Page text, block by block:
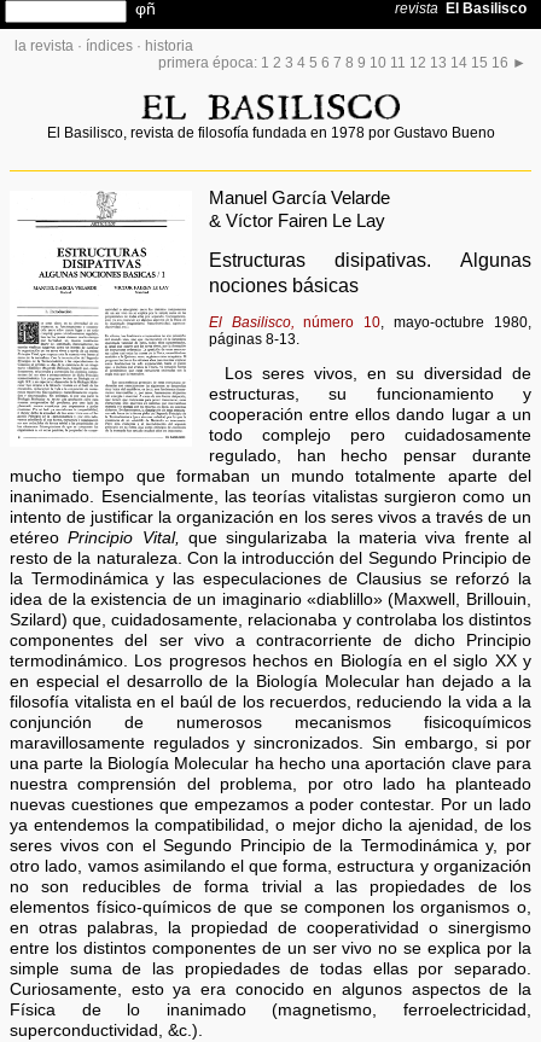
la revista · índices · historia
primera época: 1 2 3 4 5 6 7 8 9 10 11 12 13 14 15 16 ►
El Basilisco, revista de filosofía fundada en 1978 por Gustavo Bueno
Manuel García Velarde
& Víctor Fairen Le Lay
Estructuras disipativas. Algunas
nociones básicas
El Basilisco, número 10, mayo-octubre 1980,
páginas 8-13.
Los seres vivos, en su diversidad de
estructuras, su funcionamiento y
cooperación entre ellos dando lugar a un
todo complejo pero cuidadosamente
regulado, han hecho pensar durante
mucho tiempo que formaban un mundo totalmente aparte del
inanimado. Esencialmente, las teorías vitalistas surgieron como un
intento de justificar la organización en los seres vivos a través de un
etéreoPrincipio Vital, que singularizaba la materia viva frente al
resto de la naturaleza. Con la introducción del Segundo Principio de
la Termodinámica y las especulaciones de Clausius se reforzó la
idea de la existencia de un imaginario «diablillo» (Maxwell, Brillouin,
Szilard) que, cuidadosamente, relacionaba y controlaba los distintos
componentes del ser vivo a contracorriente de dicho Principio
termodinámico. Los progresos hechos en Biología en el siglo XX y
en especial el desarrollo de la Biología Molecular han dejado a la
filosofía vitalista en el baúl de los recuerdos, reduciendo la vida a la
conjunción de numerosos mecanismos fisicoquímicos
maravillosamente regulados y sincronizados. Sin embargo, si por
una parte la Biología Molecular ha hecho una aportación clave para
nuestra comprensión del problema, por otro lado ha planteado
nuevas cuestiones que empezamos a poder contestar. Por un lado
ya entendemos la compatibilidad, o mejor dicho la ajenidad, de los
seres vivos con el Segundo Principio de la Termodinámica y, por
otro lado, vamos asimilando el que forma, estructura y organización
no son reducibles de forma trivial a las propiedades de los
elementos físico-químicos de que se componen los organismos o,
en otras palabras, la propiedad de cooperatividad o sinergismo
entre los distintos componentes de un ser vivo no se explica por la
simple suma de las propiedades de todas ellas por separado.
Curiosamente, esto ya era conocido en algunos aspectos de la
Física de lo inanimado (magnetismo, ferroelectricidad,
superconductividad, &c.).